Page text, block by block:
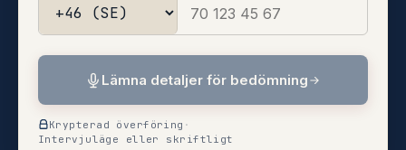
Lämna detaljer för bedömning
Krypterad överföring ·
Intervjuläge eller skriftligt